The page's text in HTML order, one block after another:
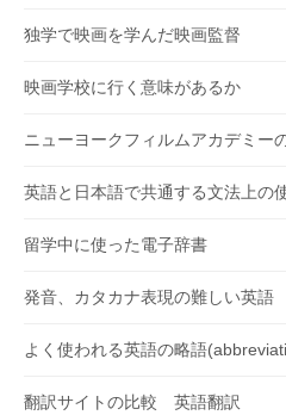
独学で映画を学んだ映画監督
映画学校に行く意味があるか
ニューヨークフィルムアカデミー
英語と日本語で共通する文法上の
留学中に使った電子辞書
発音、カタカナ表現の難しい英語
よく使われる英語の略語
翻訳サイトの比較 英語翻訳